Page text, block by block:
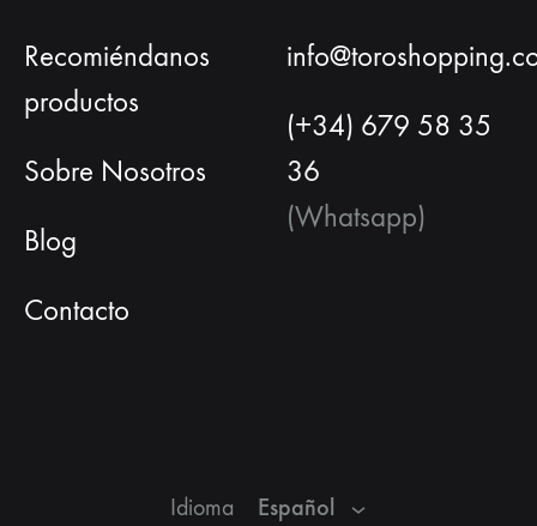
Recomiéndanos
productos
Sobre Nosotros
Blog
Contacto
(+34) 679 58 35
36
(Whatsapp)
Idioma Español